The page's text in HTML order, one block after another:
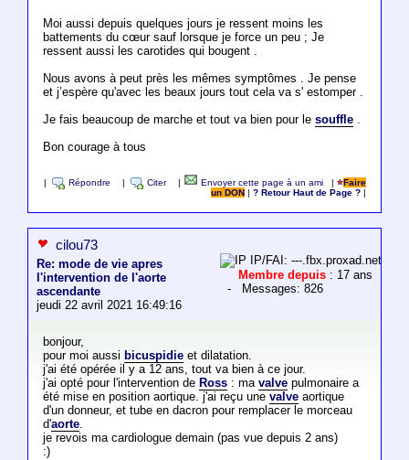
Moi aussi depuis quelques jours je ressent moins les
battements du cœur sauf lorsque je force un peu ; Je
ressent aussi les carotides qui bougent .
Nous avons à peut près les mêmes symptômes . Je pense
et j’espère qu'avec les beaux jours tout cela va s' estomper .
Je fais beaucoup de marche et tout va bien pour le souffle.
Bon courage à tous
Répondre Citer Envoyer cette page à un ami |
Faire
un DON
|? Retour Haut de Page ?
cilou73
Re: mode de vie apres
l'intervention de l'aorte
ascendante
jeudi 22 avril 2021 16:49:16
IP/FAI: ---.fbx.proxad.net
Membre depuis : 17 ans
- Messages: 826
bonjour,
pour moi aussi bicuspidieet dilatation.
j'ai été opérée il y a 12 ans, tout va bien à ce jour.
j'ai opté pour l'intervention de Ross: ma valvepulmonaire a
été mise en position aortique. j'ai reçu une valveaortique
d'un donneur, et tube en dacron pour remplacer le morceau
d'aorte.
je revois ma cardiologue demain (pas vue depuis 2 ans)
:)